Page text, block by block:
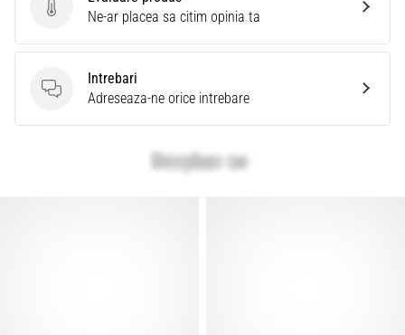
Evaluare produs
Ne-ar placea sa citim opinia ta
Intrebari
Intrebari
Adreseaza-ne orice intrebare